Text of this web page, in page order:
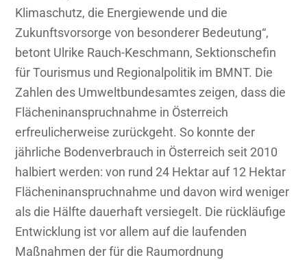
Klimaschutz, die Energiewende und die
Zukunftsvorsorge von besonderer Bedeutung“,
betont Ulrike Rauch-Keschmann, Sektionschefin
für Tourismus und Regionalpolitik im BMNT. Die
Zahlen des Umweltbundesamtes zeigen, dass die
Flächeninanspruchnahme in Österreich
erfreulicherweise zurückgeht. So konnte der
jährliche Bodenverbrauch in Österreich seit 2010
halbiert werden: von rund 24 Hektar auf 12 Hektar
Flächeninanspruchnahme und davon wird weniger
als die Hälfte dauerhaft versiegelt. Die rückläufige
Entwicklung ist vor allem auf die laufenden
Maßnahmen der für die Raumordnung